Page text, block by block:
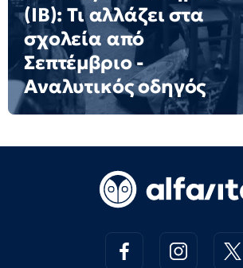
(IB): Τι αλλάζει στα
σχολεία από
Σεπτέμβριο -
Αναλυτικός οδηγός